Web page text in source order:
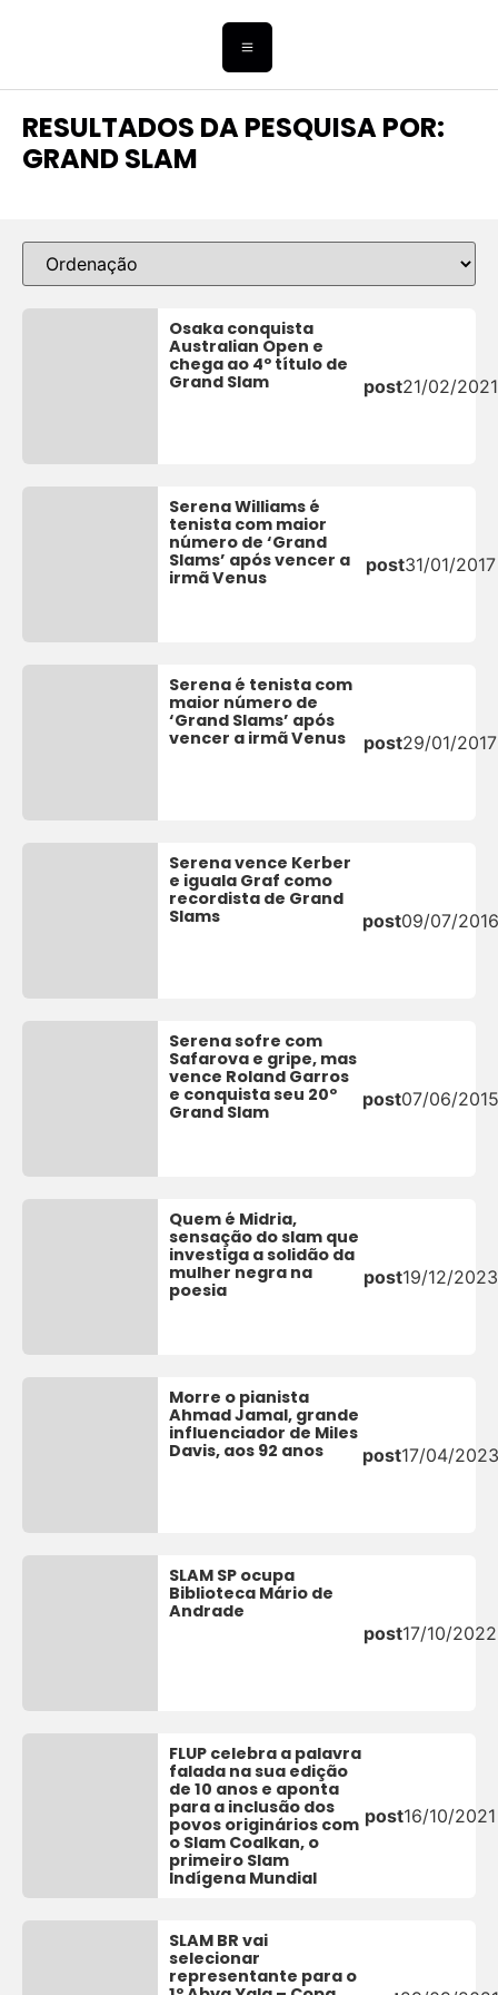
RESULTADOS DA PESQUISA POR:
GRAND SLAM
Osaka conquista
Australian Open e
chega ao 4º título de
Grand Slam
post21/02/2021
Serena Williams é
tenista com maior
número de ‘Grand
Slams’ após vencer a
irmã Venus
post31/01/2017
Serena é tenista com
maior número de
‘Grand Slams’ após
vencer a irmã Venus
post29/01/2017
Serena vence Kerber
e iguala Graf como
recordista de Grand
Slams
post09/07/2016
Serena sofre com
Safarova e gripe, mas
vence Roland Garros
e conquista seu 20º
Grand Slam
post07/06/2015
Quem é Midria,
sensação do slam que
investiga a solidão da
mulher negra na
poesia
post19/12/2023
Morre o pianista
Ahmad Jamal, grande
influenciador de Miles
Davis, aos 92 anos
post17/04/2023
SLAM SP ocupa
Biblioteca Mário de
Andrade
post17/10/2022
FLUP celebra a palavra
falada na sua edição
de 10 anos e aponta
para a inclusão dos
povos originários com
o Slam Coalkan, o
primeiro Slam
Indígena Mundial
post16/10/2021
SLAM BR vai
selecionar
representante para o